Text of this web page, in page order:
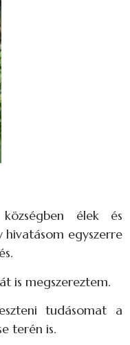
élek és
hivatásom egyszerre
is megszereztem.
tudásomat a
terén is.